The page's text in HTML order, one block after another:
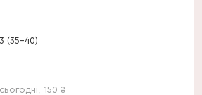
(35-40)
сьогодні 150 ₴